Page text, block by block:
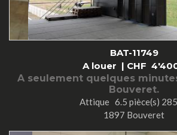
BAT-11749
A louer | CHF
A seulement quelques
Bouveret.
Attique 6.5 pièce(s) 285
1897 Bouveret